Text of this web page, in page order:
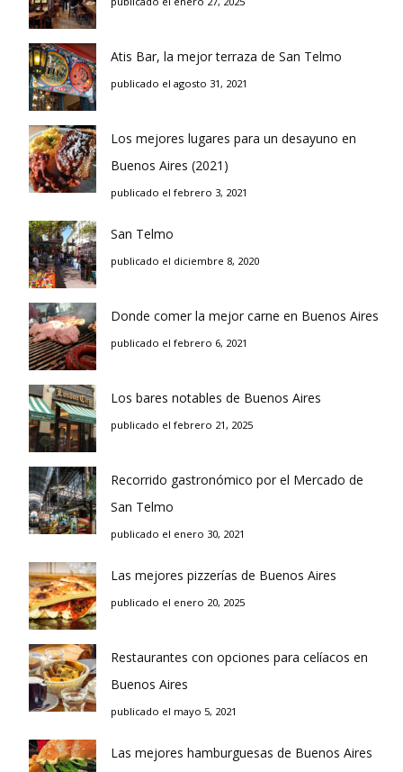
Atis Bar, la mejor terraza de San Telmo
publicado el agosto 31, 2021
Los mejores lugares para un desayuno en
Buenos Aires (2021)
publicado el febrero 3, 2021
San Telmo
publicado el diciembre 8, 2020
Donde comer la mejor carne en Buenos Aires
publicado el febrero 6, 2021
Los bares notables de Buenos Aires
publicado el febrero 21, 2025
Recorrido gastronómico por el Mercado de
San Telmo
publicado el enero 30, 2021
Las mejores pizzerías de Buenos Aires
publicado el enero 20, 2025
Restaurantes con opciones para celíacos en
Buenos Aires
publicado el mayo 5, 2021
Las mejores hamburguesas de Buenos Aires